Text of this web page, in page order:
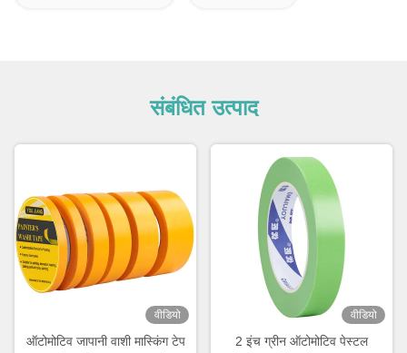
संबंधित उत्पाद
वीडियो
ऑटोमोटिव जापानी वाशी मास्किंग टेप
वीडियो
2 इंच ग्रीन ऑटोमोटिव पेस्टल